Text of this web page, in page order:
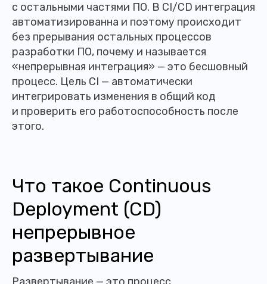
с остальными частями ПО. В CI/CD интеграция
автоматизированна и поэтому происходит
без прерывания остальных процессов
разработки ПО, почему и называется
«непрерывная интеграция» — это бесшовный
процесс. Цель CI — автоматически
интегрировать изменения в общий код
и проверить его работоспособность после
этого.
Что такое Continuous
Deployment (CD)
непрерывное
развертывание